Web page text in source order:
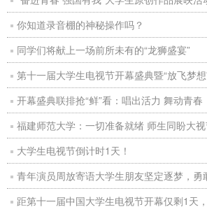
你知道录音棚的神秘操作吗？
同学们将献上一场前所未有的“龙狮盛宴”
第十一届大学生电视节开幕盛典暨“放飞梦
开幕盛典联排抢“鲜”看：唱出活力 舞动青春
福建师范大学：一切准备就绪 师生同盼大
大学生电视节倒计时1天！
青年演员周放寄语大学生朋友坚定逐梦，勇
距第十一届中国大学生电视节开幕仅剩1天